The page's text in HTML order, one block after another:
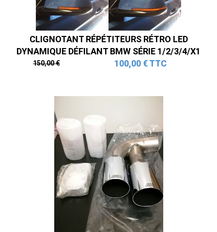
CLIGNOTANT RÉPÉTITEURS RÉTRO LED
DYNAMIQUE DÉFILANT BMW SÉRIE 1/2/3/4/X1
150,00 € 100,00 € TTC